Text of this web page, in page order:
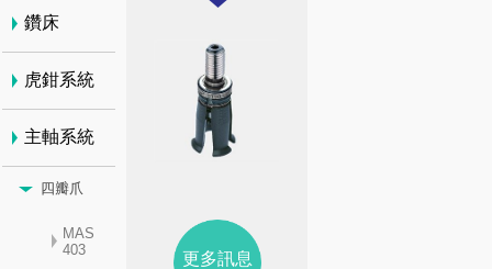
更多訊息
鑽床
虎鉗系統
主軸系統
四瓣爪
MAS
403